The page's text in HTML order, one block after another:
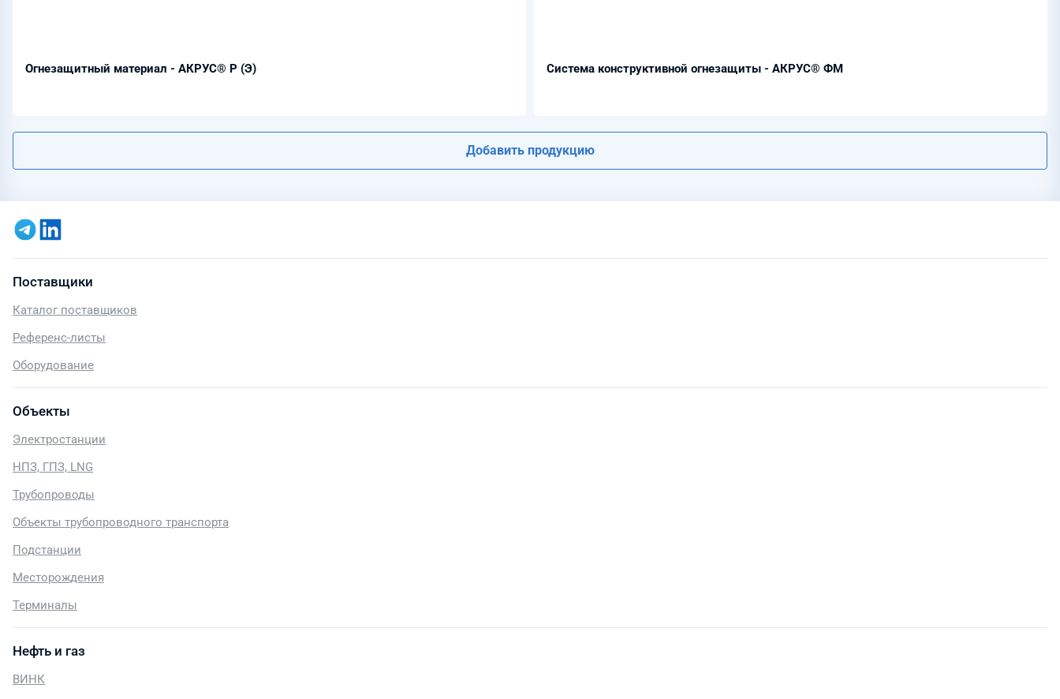
Огнезащитный материал - АКРУС® Р (Э) Система конструктивной огнезащиты - АКРУС® ФМ
Добавить продукцию
Поставщики
Каталог поставщиков
Референс-листы
Оборудование
Объекты
Электростанции
НПЗ, ГПЗ, LNG
Трубопроводы
Объекты трубопроводного транспорта
Подстанции
Месторождения
Терминалы
Нефть и газ
ВИНК